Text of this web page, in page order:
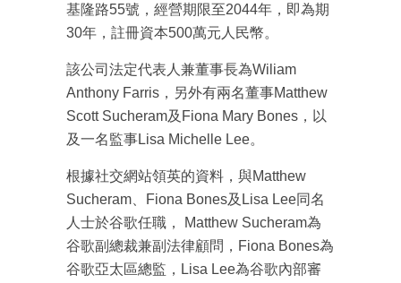
基隆路55號，經營期限至2044年，即為期
30年，註冊資本500萬元人民幣。
該公司法定代表人兼董事長為Wiliam
Anthony Farris，另外有兩名董事Matthew
Scott Sucheram及Fiona Mary Bones，以
及一名監事Lisa Michelle Lee。
根據社交網站領英的資料，與Matthew
Sucheram、Fiona Bones及Lisa Lee同名
人士於谷歌任職， Matthew Sucheram為
谷歌副總裁兼副法律顧問，Fiona Bones為
谷歌亞太區總監，Lisa Lee為谷歌內部審